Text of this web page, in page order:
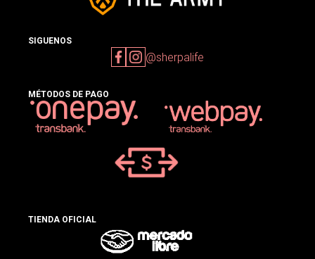
SIGUENOS
@sherpalife
MÉTODOS DE PAGO
TIENDA OFICIAL